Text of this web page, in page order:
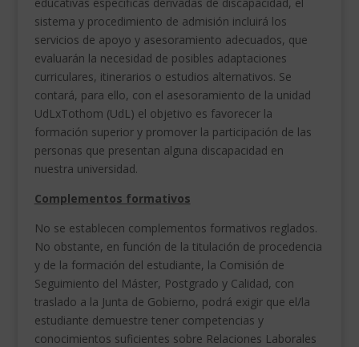
sistema y procedimiento de admisión incluirá los
servicios de apoyo y asesoramiento adecuados, que
evaluarán la necesidad de posibles adaptaciones
curriculares, itinerarios o estudios alternativos. Se
contará, para ello, con el asesoramiento de la unidad
UdLxTothom (UdL) el objetivo es favorecer la
formación superior y promover la participación de las
personas que presentan alguna discapacidad en
nuestra universidad.
Complementos formativos
No se establecen complementos formativos reglados.
No obstante, en función de la titulación de procedencia
y de la formación del estudiante, la Comisión de
Seguimiento del Máster, Postgrado y Calidad, con
traslado a la Junta de Gobierno, podrá exigir que el/la
estudiante demuestre tener competencias y
conocimientos suficientes sobre Relaciones Laborales